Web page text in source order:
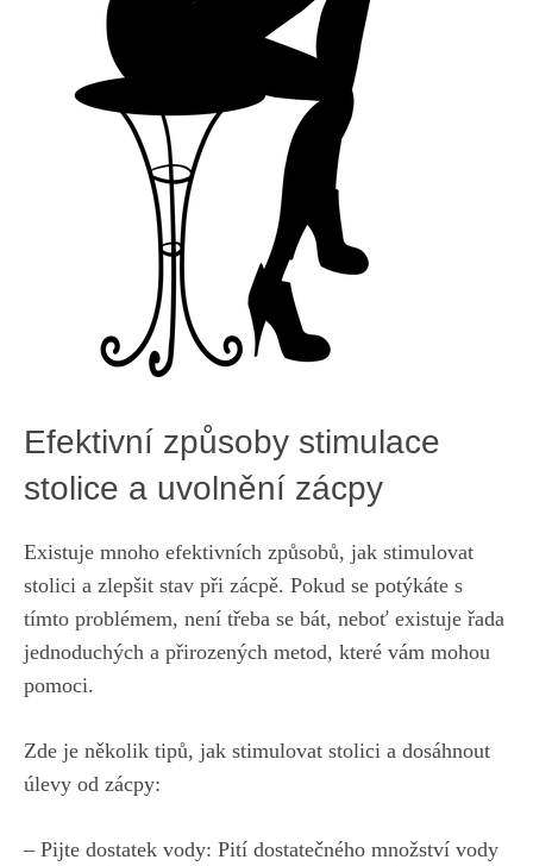
Efektivní způsoby stimulace
stolice a uvolnění zácpy
Existuje mnoho efektivních způsobů, jak stimulovat
stolici a zlepšit stav při zácpě. Pokud se potýkáte s
tímto problémem, není třeba se bát, neboť existuje řada
jednoduchých a přirozených metod, které vám mohou
pomoci.
Zde je několik tipů, jak stimulovat stolici a dosáhnout
úlevy od zácpy:
– Pijte dostatek vody: Pití dostatečného množství vody